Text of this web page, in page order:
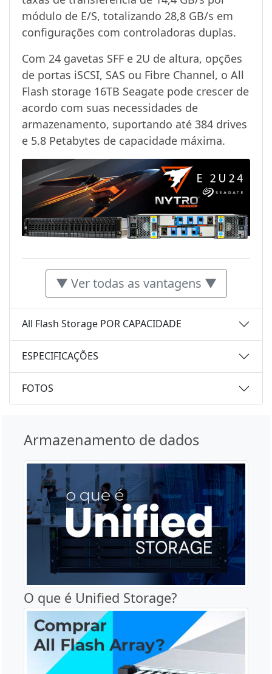
módulo de E/S, totalizando 28,8 GB/s em
configurações com controladoras duplas.
Com 24 gavetas SFF e 2U de altura, opções
de portas iSCSI, SAS ou Fibre Channel, o All
Flash storage 16TB Seagate pode crescer de
acordo com suas necessidades de
armazenamento, suportando até 384 drives
e 5.8 Petabytes de capacidade máxima.
▼ Ver todas as vantagens ▼
All Flash Storage POR CAPACIDADE
ESPECIFICAÇÕES
FOTOS
Armazenamento de dados
O que é Unified Storage?